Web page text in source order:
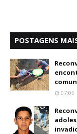
POSTAGENS
07:06